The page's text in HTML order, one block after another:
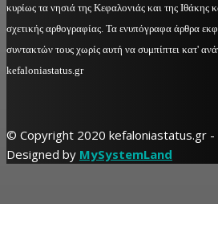
κυρίως τα νησιά της Κεφαλονιάς και της Ιθάκης
σχετικής αρθογραφίας. Τα ενυπόγραφα άρθρα
συντακτών τους χωρίς αυτή να συμπίπτει κατ'
kefaloniastatus.gr
© Copyright 2020 kefaloniastatus.gr -
Designed by MySystemLand